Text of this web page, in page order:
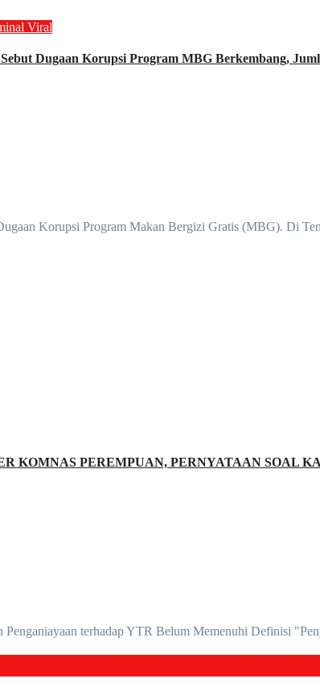
Viral
Dugaan Korupsi Program MBG Berkembang,
Korupsi Program Makan Bergizi Gratis (MBG). Di
KOMNAS PEREMPUAN, PERNYATAAN SOAL
Penganiayaan terhadap YTR Belum Memenuhi Definisi